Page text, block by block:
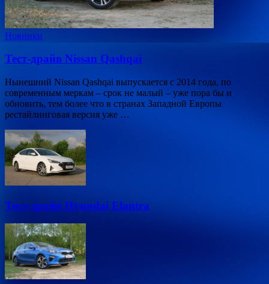
Новинки
Тест-драйв Nissan Qashqai
Нынешний Nissan Qashqai выпускается с 2014 года, по
современным меркам – срок не малый – уже пора бы и
обновить, тем более что в странах Западной Европы
рестайлинговая версия уже …
Тест-драйв Hyundai Elantra